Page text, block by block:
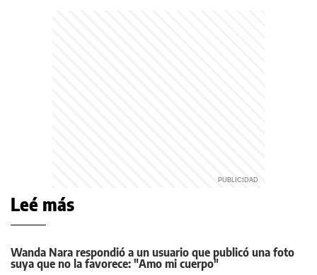
Leé más
Wanda Nara respondió a un usuario que publicó una foto
suya que no la favorece: "Amo mi cuerpo"